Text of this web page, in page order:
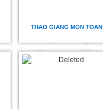
THAO GIANG MON TOAN